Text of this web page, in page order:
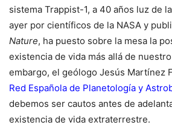
sistema Trappist-1, a 40 años luz de
ayer por científicos de la NASA y
Nature, ha puesto sobre la mesa la
existencia de vida más allá de
embargo, el geólogo Jesús Martínez
Red Española de Planetología y
debemos ser cautos antes de
existencia de vida extraterrestre.